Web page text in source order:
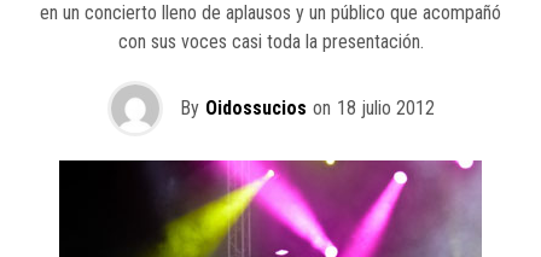
en un concierto lleno de aplausos y un público que acompañó
con sus voces casi toda la presentación.
By Oidossucios on 18 julio 2012